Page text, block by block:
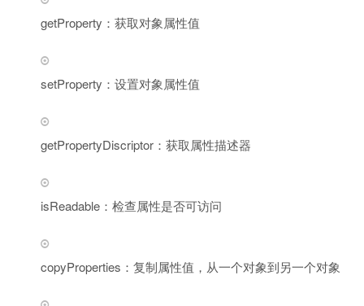
getProperty：获取对象属性值
setProperty：设置对象属性值
getPropertyDiscriptor：获取属性描述器
isReadable：检查属性是否可访问
copyProperties：复制属性值，从一个对象到另一个对象